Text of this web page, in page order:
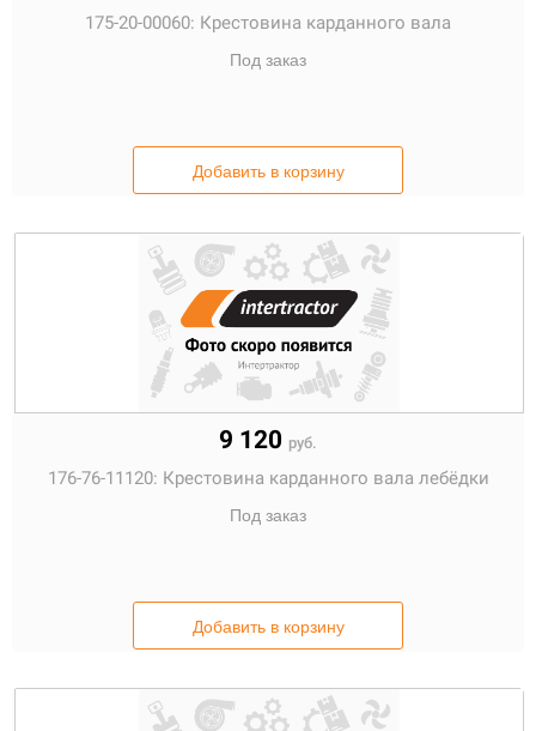
175-20-00060: Крестовина карданного вала
Под заказ
Добавить в корзину
9 120 руб.
176-76-11120: Крестовина карданного вала лебёдки
Под заказ
Добавить в корзину